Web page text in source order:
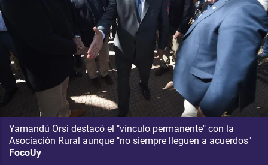
Yamandú Orsi destacó el "vínculo permanente" con la
Asociación Rural aunque "no siempre lleguen a acuerdos"
FocoUy